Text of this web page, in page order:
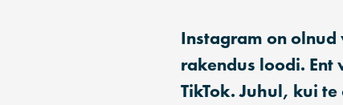
Instagram on
rakendus loodi.
TikTok. Juhul, kui